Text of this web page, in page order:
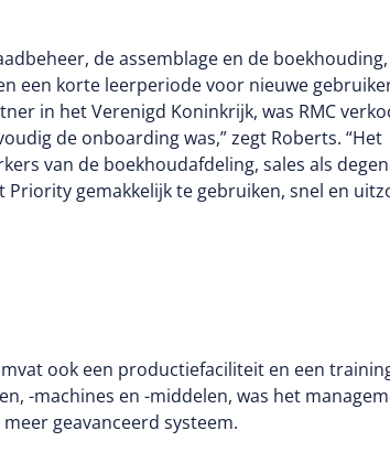
de assemblage en de
een korte leerperiode voor nieuwe
in het Verenigd Koninkrijk, was RMC
de onboarding was,” zegt Roberts. “Het
van de boekhoudafdeling, sales als
gemakkelijk te gebruiken, snel en
ook een productiefaciliteit en een
-machines en -middelen, was het
geavanceerd systeem.